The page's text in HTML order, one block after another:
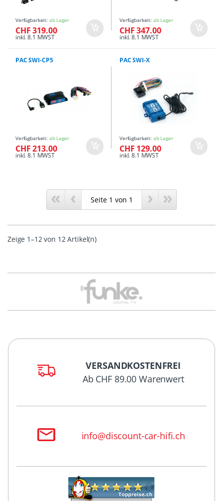
Verfügbarkeit: ab Lager
CHF 319.00
inkl. 8.1 MWST
Verfügbarkeit: ab Lager
CHF 347.00
inkl. 8.1 MWST
PAC SWI-CP5
Verfügbarkeit: ab Lager
CHF 213.00
inkl. 8.1 MWST
PAC SWI-X
Verfügbarkeit: ab Lager
CHF 129.00
inkl. 8.1 MWST
« ‹ › »
Zeige 1–12 von 12 Artikel(n)
VERSANDKOSTENFREI
Ab CHF 89.00 Warenwert
info@discount-car-hifi.ch